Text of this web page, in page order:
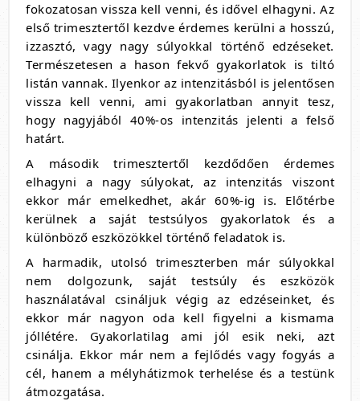
fokozatosan vissza kell venni, és idővel elhagyni. Az
első trimesztertől kezdve érdemes kerülni a hosszú,
izzasztó, vagy nagy súlyokkal történő edzéseket.
Természetesen a hason fekvő gyakorlatok is tiltó
listán vannak. Ilyenkor az intenzitásból is jelentősen
vissza kell venni, ami gyakorlatban annyit tesz,
hogy nagyjából 40%-os intenzitás jelenti a felső
határt.
A második trimesztertől kezdődően érdemes
elhagyni a nagy súlyokat, az intenzitás viszont
ekkor már emelkedhet, akár 60%-ig is. Előtérbe
kerülnek a saját testsúlyos gyakorlatok és a
különböző eszközökkel történő feladatok is.
A harmadik, utolsó trimeszterben már súlyokkal
nem dolgozunk, saját testsúly és eszközök
használatával csináljuk végig az edzéseinket, és
ekkor már nagyon oda kell figyelni a kismama
jóllétére. Gyakorlatilag ami jól esik neki, azt
csinálja. Ekkor már nem a fejlődés vagy fogyás a
cél, hanem a mélyhátizmok terhelése és a testünk
átmozgatása.